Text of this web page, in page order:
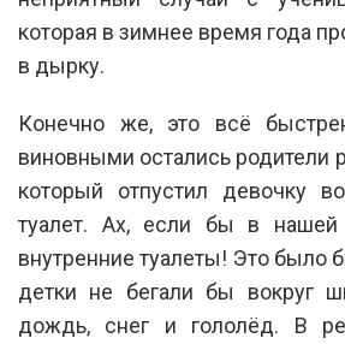
которая в зимнее время года
в дырку.
Конечно же, это всё
виновными остались родители
который отпустил девочку
туалет. Ах, если бы в нашей
внутренние туалеты! Это было
детки не бегали бы вокруг
дождь, снег и гололёд. В